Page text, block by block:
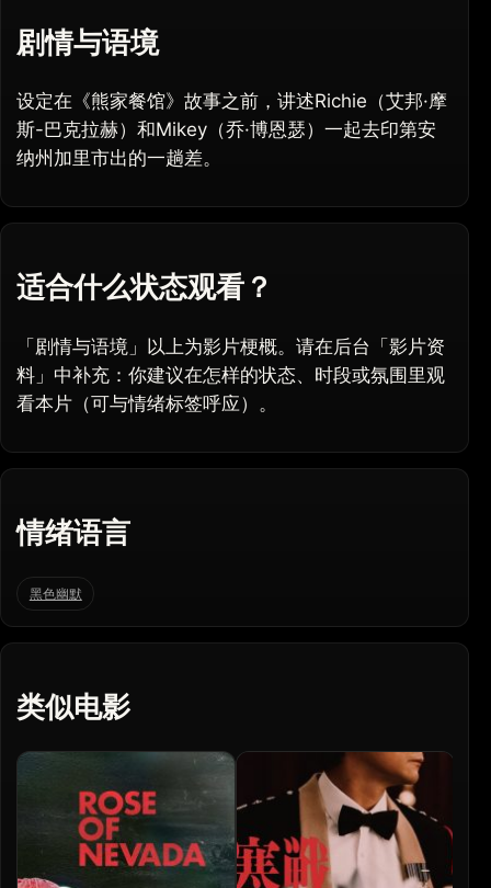
剧情与语境
设定在《熊家餐馆》故事之前，讲述Richie（艾邦·摩
斯-巴克拉赫）和Mikey（乔·博恩瑟）一起去印第安
纳州加里市出的一趟差。
适合什么状态观看？
「剧情与语境」以上为影片梗概。请在后台「影片资
料」中补充：你建议在怎样的状态、时段或氛围里观
看本片（可与情绪标签呼应）。
情绪语言
黑色幽默
类似电影